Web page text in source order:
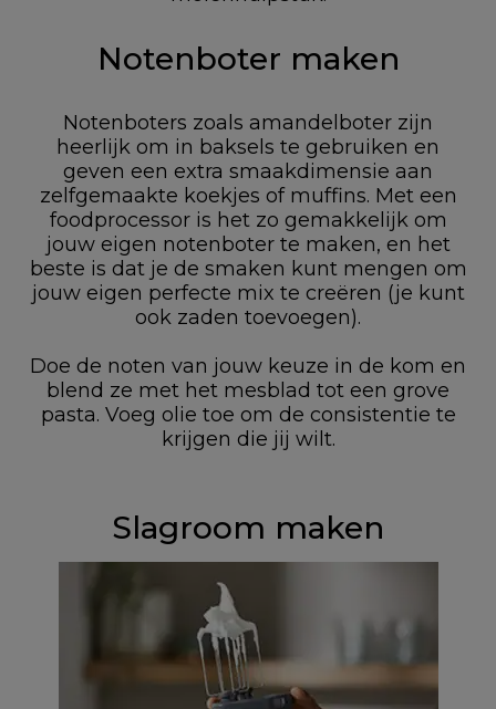
Notenboter maken
Notenboters zoals amandelboter zijn
heerlijk om in baksels te gebruiken en
geven een extra smaakdimensie aan
zelfgemaakte koekjes of muffins. Met een
foodprocessor is het zo gemakkelijk om
jouw eigen notenboter te maken, en het
beste is dat je de smaken kunt mengen om
jouw eigen perfecte mix te creëren (je kunt
ook zaden toevoegen).
Doe de noten van jouw keuze in de kom en
blend ze met het mesblad tot een grove
pasta. Voeg olie toe om de consistentie te
krijgen die jij wilt.
Slagroom maken